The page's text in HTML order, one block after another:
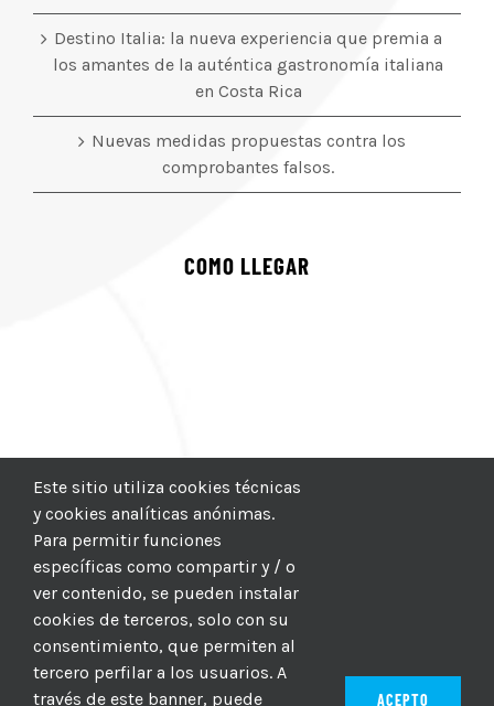
Destino Italia: la nueva experiencia que premia a
los amantes de la auténtica gastronomía italiana
en Costa Rica
Nuevas medidas propuestas contra los
comprobantes falsos.
COMO LLEGAR
Este sitio utiliza cookies técnicas
y cookies analíticas anónimas.
Para permitir funciones
específicas como compartir y / o
ver contenido, se pueden instalar
cookies de terceros, solo con su
consentimiento, que permiten al
tercero perfilar a los usuarios. A
través de este banner, puede
ACEPTO